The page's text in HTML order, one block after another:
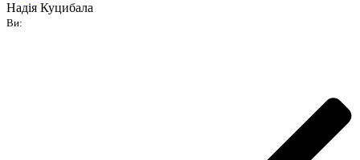
Надія Куцибала
Ви: